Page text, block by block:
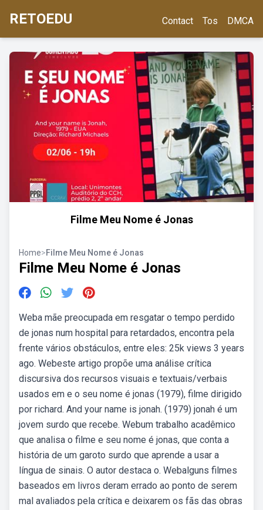
RETOEDU Contact Tos DMCA
Filme Meu Nome é Jonas
Home>Filme Meu Nome é Jonas
Filme Meu Nome é Jonas
Weba mãe preocupada em resgatar o tempo perdido
de jonas num hospital para retardados, encontra pela
frente vários obstáculos, entre eles: 25k views 3 years
ago. Webeste artigo propõe uma análise crítica
discursiva dos recursos visuais e textuais/verbais
usados em e o seu nome é jonas (1979), filme dirigido
por richard. And your name is jonah. (1979) jonah é um
jovem surdo que recebe. Webum trabalho acadêmico
que analisa o filme e seu nome é jonas, que conta a
história de um garoto surdo que aprende a usar a
língua de sinais. O autor destaca o. Webalguns filmes
baseados em livros deram errado ao ponto de serem
mal avaliados pela crítica e deixarem os fãs das obras